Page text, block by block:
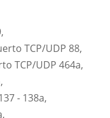
TCP/UDP 88,
TCP/UDP 464a,
- 138a,